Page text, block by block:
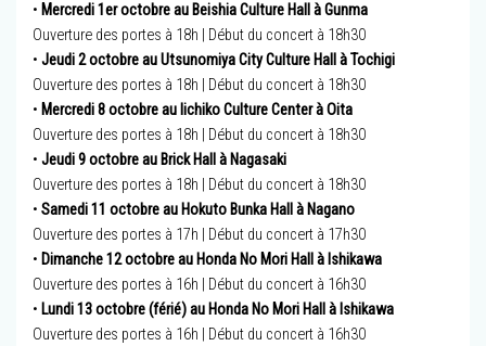
• Mercredi 1er octobre au Beishia Culture Hall à Gunma
Ouverture des portes à 18h | Début du concert à 18h30
• Jeudi 2 octobre au Utsunomiya City Culture Hall à Tochigi
Ouverture des portes à 18h | Début du concert à 18h30
• Mercredi 8 octobre au Iichiko Culture Center à Oita
Ouverture des portes à 18h | Début du concert à 18h30
• Jeudi 9 octobre au Brick Hall à Nagasaki
Ouverture des portes à 18h | Début du concert à 18h30
• Samedi 11 octobre au Hokuto Bunka Hall à Nagano
Ouverture des portes à 17h | Début du concert à 17h30
• Dimanche 12 octobre au Honda No Mori Hall à Ishikawa
Ouverture des portes à 16h | Début du concert à 16h30
• Lundi 13 octobre (férié) au Honda No Mori Hall à Ishikawa
Ouverture des portes à 16h | Début du concert à 16h30